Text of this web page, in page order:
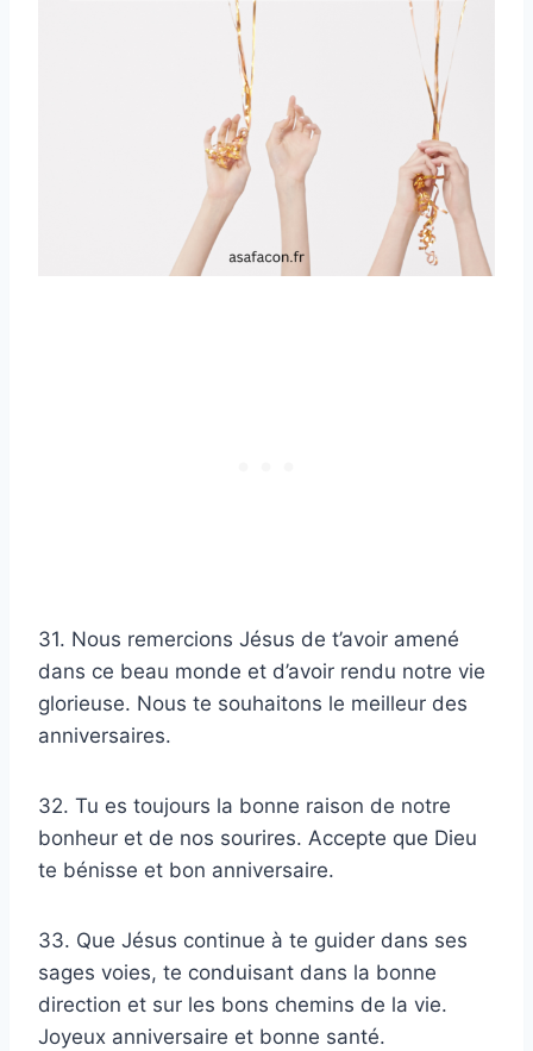
31. Nous remercions Jésus de t’avoir amené
dans ce beau monde et d’avoir rendu notre vie
glorieuse. Nous te souhaitons le meilleur des
anniversaires.
32. Tu es toujours la bonne raison de notre
bonheur et de nos sourires. Accepte que Dieu
te bénisse et bon anniversaire.
33. Que Jésus continue à te guider dans ses
sages voies, te conduisant dans la bonne
direction et sur les bons chemins de la vie.
Joyeux anniversaire et bonne santé.